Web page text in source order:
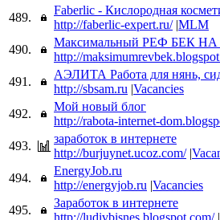
489.
Faberlic - Кислородная
http://faberlic-expert.ru/ |MLM
490.
Максимальный РЕФ БЕК НА
http://
491.
АЭЛИТА Работа для нянь,
http://sbsam.ru |Vacancies
492.
Мой новый блог
http://rabota-internet-
493.
заработок в интернете
http://burjuynet.ucoz.com/ |
494.
EnergyJob.ru
http://energyjob.ru |Vacancies
495.
Заработок в интернете
http://ludivbisnes.blogspot.com/ |